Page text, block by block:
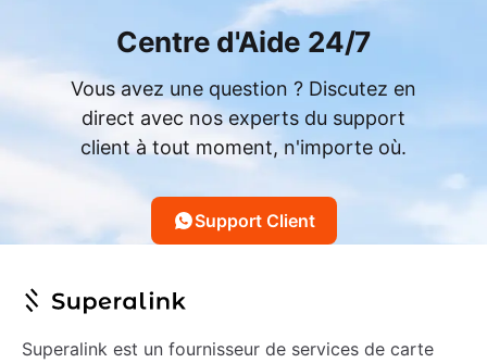
Centre d'Aide 24/7
Vous avez une question ? Discutez en
direct avec nos experts du support
client à tout moment, n'importe où.
Support Client
Superalink est un fournisseur de services de carte